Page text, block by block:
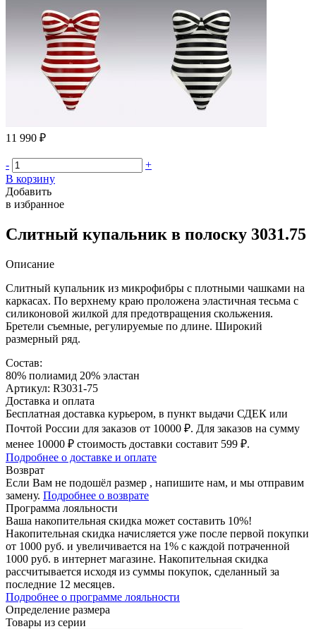
11 990 ₽
-
+
В корзину
Добавить
в избранное
Слитный купальник в полоску 3031.75
Описание
Слитный купальник из микрофибры с плотными чашками на
каркасах. По верхнему краю проложена эластичная тесьма с
силиконовой жилкой для предотвращения скольжения.
Бретели съемные, регулируемые по длине. Широкий
размерный ряд.
Состав:
80% полиамид 20% эластан
Артикул: R3031-75
Доставка и оплата
Бесплатная доставка курьером, в пункт выдачи СДЕК или
Почтой России для заказов от 10000 ₽. Для заказов на сумму
менее 10000 ₽ стоимость доставки составит 599 ₽.
Подробнее о доставке и оплате
Возврат
Если Вам не подошёл размер , напишите нам, и мы отправим
замену. Подробнее о возврате
Программа лояльности
Ваша накопительная скидка может составить 10%!
Накопительная скидка начисляется уже после первой покупки
от 1000 руб. и увеличивается на 1% с каждой потраченной
1000 руб. в интернет магазине. Накопительная скидка
рассчитывается исходя из суммы покупок, сделанный за
последние 12 месяцев.
Подробнее о программе лояльности
Определение размера
Товары из серии